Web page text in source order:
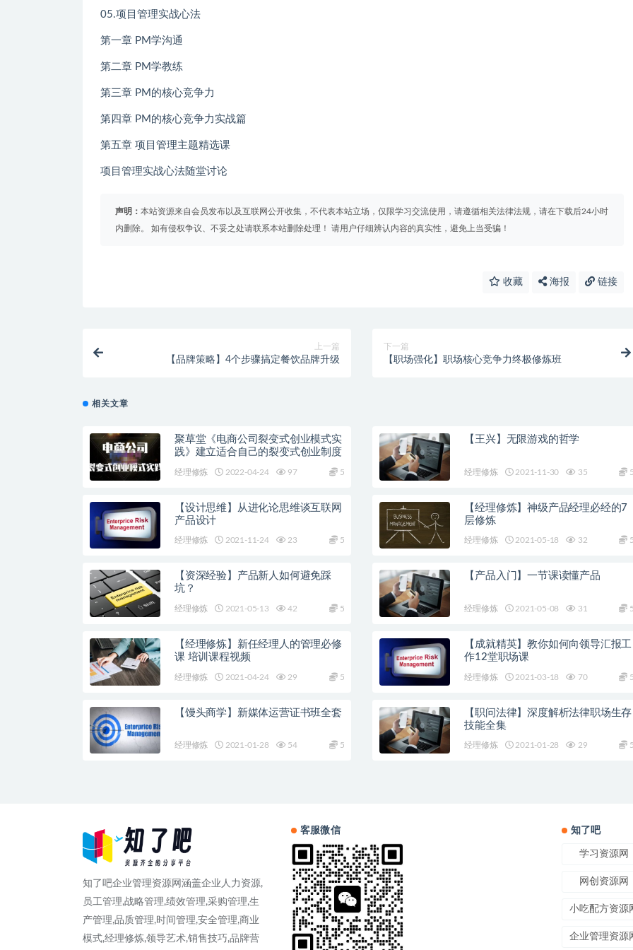
05.项目管理实战心法
第一章 PM学沟通
第二章 PM学教练
第三章 PM的核心竞争力
第四章 PM的核心竞争力实战篇
第五章 项目管理主题精选课
项目管理实战心法随堂讨论
声明： 本站资源来自会员发布以及互联网公开收集，不代表本站立场，仅限学习交流使用，请遵循相关法律法规，请在下载后24小时
内删除。 如有侵权争议、不妥之处请联系本站删除处理！ 请用户仔细辨认内容的真实性，避免上当受骗！
收藏 海报 链接
上一篇
【品牌策略】4个步骤搞定餐饮品牌升级
下一篇
【职场强化】职场核心竞争力终极修炼班
相关文章
聚草堂《电商公司裂变式创业模式实
践》建立适合自己的裂变式创业制度
经理修炼 2022-04-24 97 5
【王兴】无限游戏的哲学
经理修炼 2021-11-30 35 5
【设计思维】从进化论思维谈互联网
产品设计
经理修炼 2021-11-24 23 5
【经理修炼】神级产品经理必经的7
层修炼
经理修炼 2021-05-18 32 5
【资深经验】产品新人如何避免踩
坑？
经理修炼 2021-05-13 42 5
【产品入门】一节课读懂产品
经理修炼 2021-05-08 31 5
【经理修炼】新任经理人的管理必修
课 培训课程视频
经理修炼 2021-04-24 29 5
【成就精英】教你如何向领导汇报工
作12堂职场课
经理修炼 2021-03-18 70 5
【馒头商学】新媒体运营证书班全套
经理修炼 2021-01-28 54 5
【职问法律】深度解析法律职场生存
技能全集
经理修炼 2021-01-28 29 5
知了吧企业管理资源网涵盖企业人力资源,
员工管理,战略管理,绩效管理,采购管理,生
产管理,品质管理,时间管理,安全管理,商业
模式,经理修炼,领导艺术,销售技巧,品牌营
客服微信 知了吧
学习资源网
网创资源网
小吃配方资源
企业管理资源